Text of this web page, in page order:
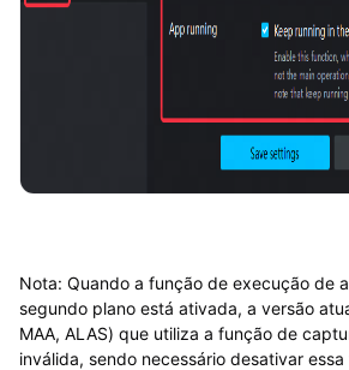
Nota: Quando a função de execução de
segundo plano está ativada, a versão
MAA, ALAS) que utiliza a função de
inválida, sendo necessário desativar